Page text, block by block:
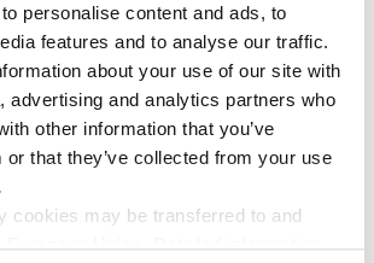
personalise content and ads, to
features and to analyse our traffic.
about your use of our site with
advertising and analytics partners who
other information that you’ve
or that they’ve collected from your use
cookies may be transferred to and
Union. Detailed information
イバー犯罪者たちは複雑で複数段
ネーロンダリングの仕組みを構築
、法的形式、通貨、そして司法を
ました。ロンダリングは数日のう
で、攻撃を受けていることに企業
もあります。
行が自ら事に当たり、財務システ